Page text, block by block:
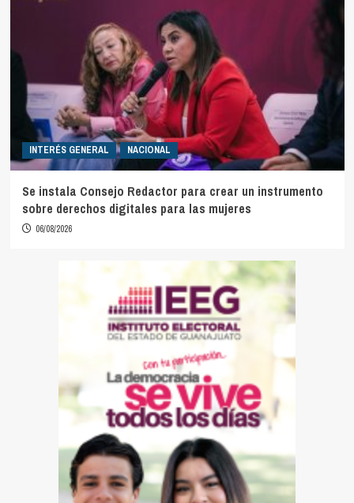
INTERÉS GENERAL NACIONAL
Se instala Consejo Redactor para crear un instrumento
sobre derechos digitales para las mujeres
06/08/2026